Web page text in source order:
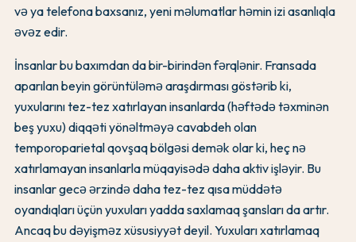
və ya telefona baxsanız, yeni məlumatlar həmin izi asanlıqla
əvəz edir.
İnsanlar bu baxımdan da bir-birindən fərqlənir. Fransada
aparılan beyin görüntüləmə araşdırması göstərib ki,
yuxularını tez-tez xatırlayan insanlarda (həftədə təxminən
beş yuxu) diqqəti yönəltməyə cavabdeh olan
temporoparietal qovşaq bölgəsi demək olar ki, heç nə
xatırlamayan insanlarla müqayisədə daha aktiv işləyir. Bu
insanlar gecə ərzində daha tez-tez qısa müddətə
oyandıqları üçün yuxuları yadda saxlamaq şansları da artır.
Ancaq bu dəyişməz xüsusiyyət deyil. Yuxuları xatırlamaq